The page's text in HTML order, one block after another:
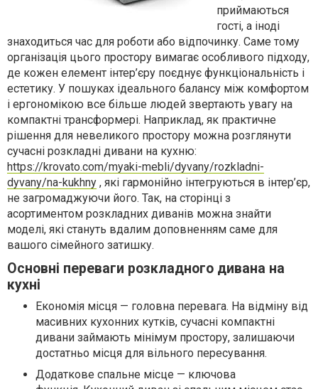
приймаються
гості, а іноді
знаходиться час для роботи або відпочинку. Саме тому
організація цього простору вимагає особливого підходу,
де кожен елемент інтер’єру поєднує функціональність і
естетику. У пошуках ідеального балансу між комфортом
і ергономікою все більше людей звертають увагу на
компактні трансформері. Наприклад, як практичне
рішення для невеликого простору можна розглянути
сучасні розкладні дивани на кухню:
https://krovato.com/myaki-mebli/dyvany/rozkladni-
dyvany/na-kukhny , які гармонійно інтегруються в інтер’єр,
не загромаджуючи його. Так, на сторінці з
асортиментом розкладних диванів можна знайти
моделі, які стануть вдалим доповненням саме для
вашого сімейного затишку.
Основні переваги розкладного дивана на
кухні
Економія місця — головна перевага. На відміну від
масивних кухонних кутків, сучасні компактні
дивани займають мінімум простору, залишаючи
достатньо місця для вільного пересування.
Додаткове спальне місце — ключова